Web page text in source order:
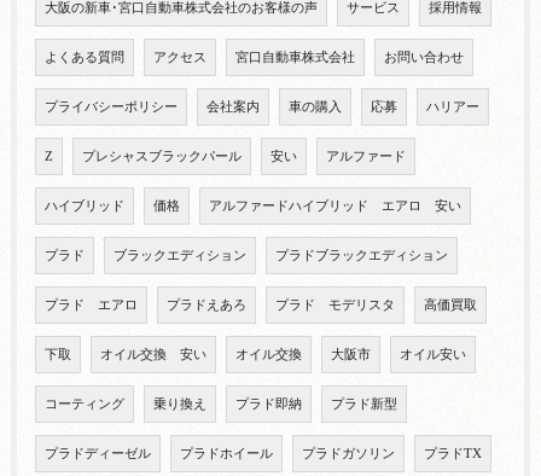
大阪の新車･宮口自動車株式会社のお客様の声 サービス 採用情報
よくある質問 アクセス 宮口自動車株式会社 お問い合わせ
プライバシーポリシー 会社案内 車の購入 応募 ハリアー
Z プレシャスブラックパール 安い アルファード
ハイブリッド 価格 アルファードハイブリッド エアロ 安い
プラド ブラックエディション プラドブラックエディション
プラド エアロ プラドえあろ プラド モデリスタ 高価買取
下取 オイル交換 安い オイル交換 大阪市 オイル安い
コーティング 乗り換え プラド即納 プラド新型
プラドディーゼル プラドホイール プラドガソリン プラドTX